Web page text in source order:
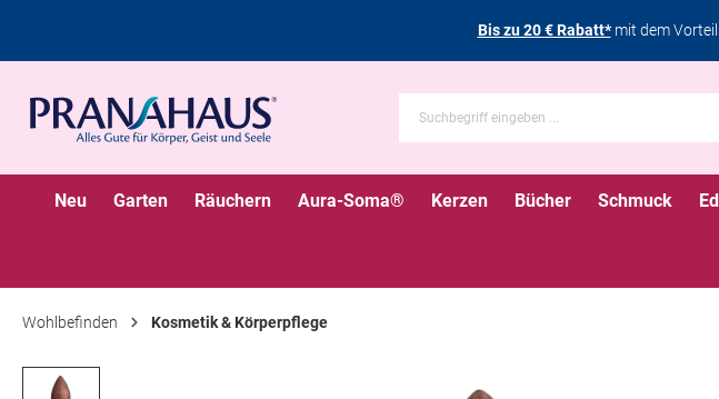
Bis zu 20 € Rabatt*mit dem
Neu Garten Räuchern Aura-Soma® Kerzen Bücher Schmuck
Wohlbefinden Kosmetik & Körperpflege